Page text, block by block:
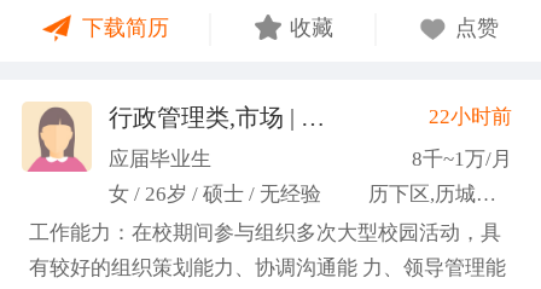
下载简历 收藏 点赞
行政管理类,市场 | 媒介 | 广告 | 设计,人事/行政/后勤
22小时前
应届毕业生
8千~1万/月
女 / 26岁 / 硕士 / 无经验
历下区,历城区,市中区
工作能力：在校期间参与组织多次大型校园活动，具
有较好的组织策划能力、协调沟通能 力、领导管理能